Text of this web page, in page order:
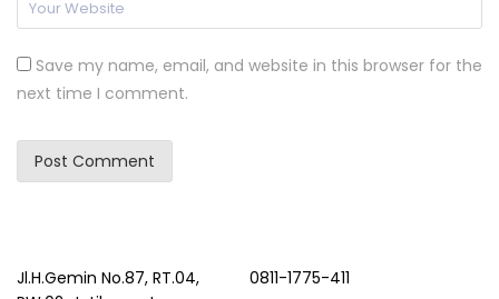
Save my name, email, and website in this browser for the
next time I comment.
Jl.H.Gemin No.87, RT.04,
0811-1775-411